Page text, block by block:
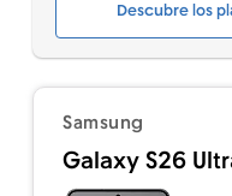
Descubre los
Samsung
Galaxy S26